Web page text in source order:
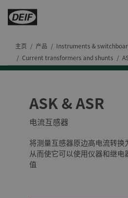
主页 产品
Instruments &
Current transformers and shunts
ASK & ASR
电流互感器
将测量互感器原边高电流转换
从而使它可以使用仪器和继电
值
DEIF PowerAI